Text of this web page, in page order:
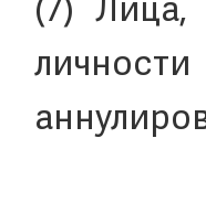
(7) Лица,